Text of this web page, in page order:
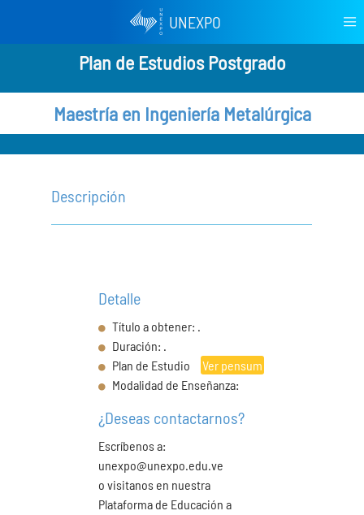
UNEXPO
Plan de Estudios Postgrado
Maestría en Ingeniería Metalúrgica
Descripción
Detalle
Título a obtener: .
Duración: .
Plan de Estudio
Ver pensum
Modalidad de Enseñanza:
¿Deseas contactarnos?
Escríbenos a:
unexpo@unexpo.edu.ve
o visitanos en nuestra
Plataforma de Educación a